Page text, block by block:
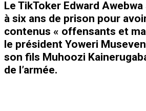
Le TikToker Edward
à six ans de prison pour
contenus « offensants et
le président Yoweri
son fils Muhoozi
de l’armée.